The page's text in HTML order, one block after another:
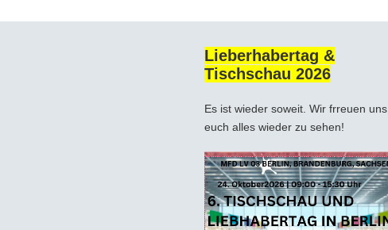
Lieberhabertag &
Tischschau 2026
Es ist wieder soweit. Wir frreuen uns,
euch alles wieder zu sehen!